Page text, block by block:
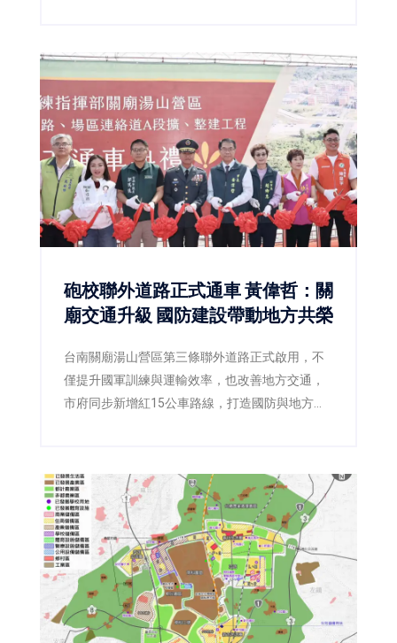
砲校聯外道路正式通車 黃偉哲：關
廟交通升級 國防建設帶動地方共榮
台南關廟湯山營區第三條聯外道路正式啟用，不
僅提升國軍訓練與運輸效率，也改善地方交通，
市府同步新增紅15公車路線，打造國防與地方雙